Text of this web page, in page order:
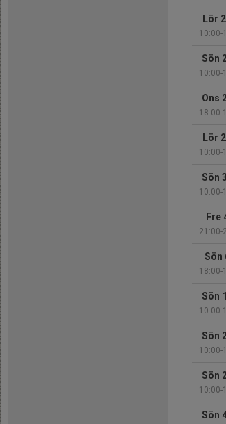
Lör
10:00-
Sön
10:00-
Ons
18:00-
Lör
10:00-
Sön
10:00-
Fre
21:00-
Sön
18:00-
Sön
10:00-
Sön
10:00-
Sön
10:00-
Sön